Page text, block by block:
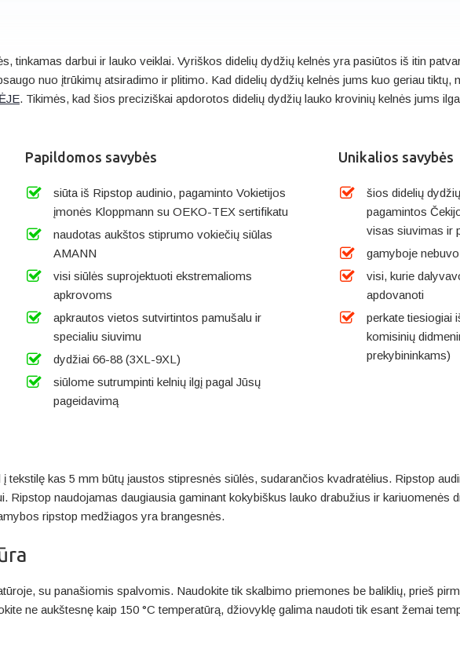
tinkamas darbui ir lauko veiklai. Vyriškos didelių dydžių kelnės yra pasiūtos iš itin
nuo įtrūkimų atsiradimo ir plitimo. Kad didelių dydžių kelnės jums kuo geriau tiktų,
. Tikimės, kad šios preciziškai apdorotos didelių dydžių lauko krovinių kelnės jums
Papildomos savybės
siūta iš Ripstop audinio, pagaminto Vokietijos
įmonės Kloppmann su OEKO-TEX sertifikatu
naudotas aukštos stiprumo vokiečių siūlas
AMANN
visi siūlės suprojektuoti ekstremalioms
apkrovoms
apkrautos vietos sutvirtintos pamušalu ir
specialiu siuvimu
dydžiai 66-88 (3XL-9XL)
siūlome sutrumpinti kelnių ilgį pagal Jūsų
pageidavimą
Unikalios savybės
šios didelių
pagamintos
visas siuvimas ir
gamyboje
visi, kurie
apdovanoti
perkate tiesiogiai
komisinių
prekybininkams)
tekstilę kas 5 mm būtų įaustos stipresnės siūlės, sudarančios kvadratėlius. Ripstop
naudojamas daugiausia gaminant kokybiškus lauko drabužius ir kariuomenės
ripstop medžiagos yra brangesnės.
su panašiomis spalvomis. Naudokite tik skalbimo priemones be baliklių, prieš
ne aukštesnę kaip 150 °C temperatūrą, džiovyklę galima naudoti tik esant žemai